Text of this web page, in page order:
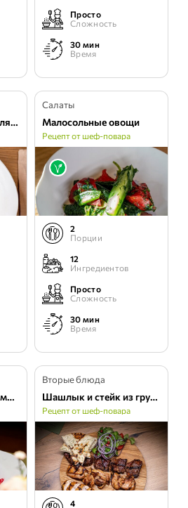
Просто
Сложность
30 мин
Время
Щавелевый суп из телятины
Салаты
Малосольные овощи
Рецепт от шеф-повара
2
Порции
12
Ингредиентов
Просто
Сложность
30 мин
Время
Вареники из чёрной смородины и рикотты в сметанном соусе
Вторые блюда
Шашлык и стейк из грудки
Рецепт от шеф-повара
4